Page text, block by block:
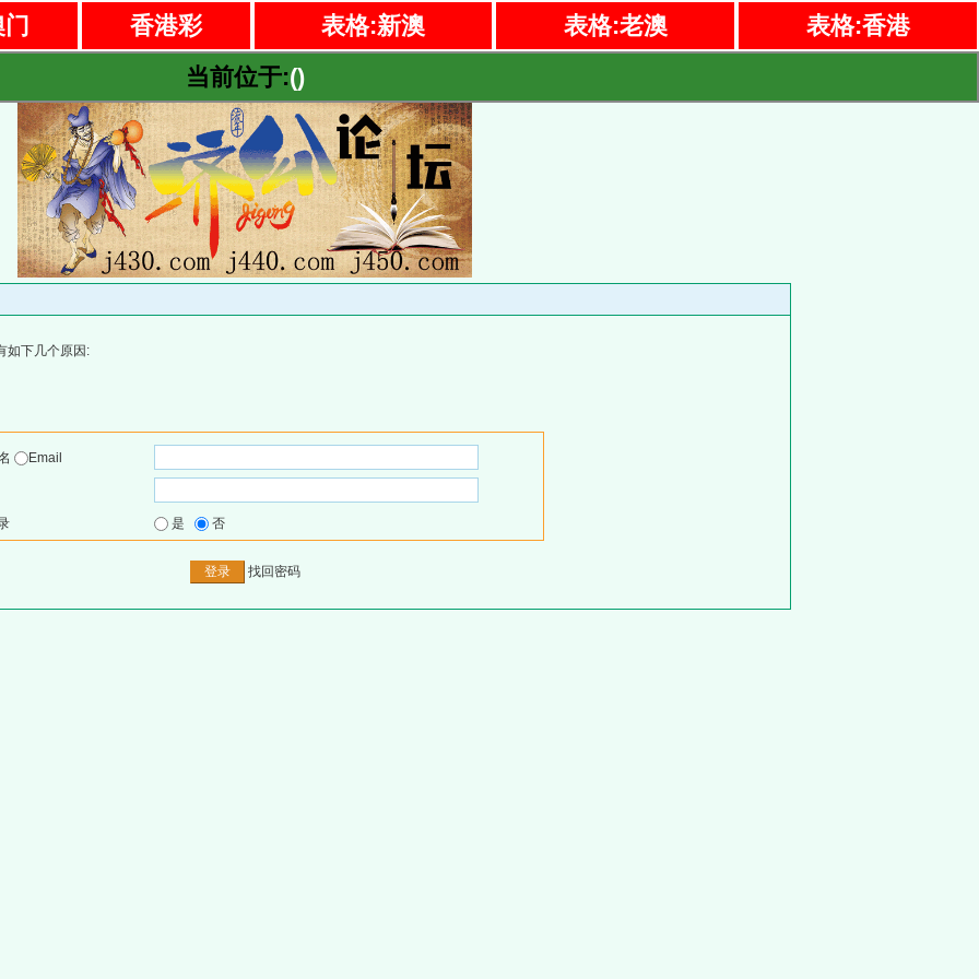
香港彩 表格:新澳 表格:老澳
表格:香港
当前位于:()
如下几个原因:
Email
是 否
找回密码